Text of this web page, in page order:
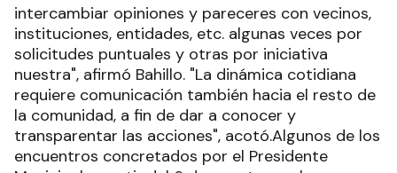
intercambiar opiniones y pareceres con vecinos,
instituciones, entidades, etc. algunas veces por
solicitudes puntuales y otras por iniciativa
nuestra", afirmó Bahillo. "La dinámica cotidiana
requiere comunicación también hacia el resto de
la comunidad, a fin de dar a conocer y
transparentar las acciones", acotó.Algunos de los
encuentros concretados por el Presidente